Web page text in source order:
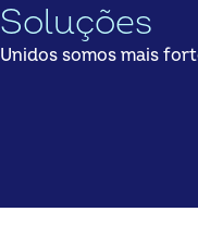
Soluções
Unidos somos mais